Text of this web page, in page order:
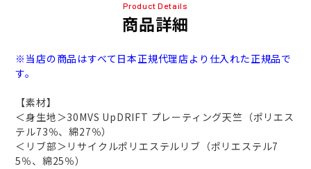
Product Details
商品詳細
※当店の商品はすべて日本正規代理店より仕入れた正規品で
す。
【素材】
＜身生地＞30MVS UpDRIFT プレーティング天竺（ポリエス
テル73％、綿27％）
＜リブ部＞リサイクルポリエステルリブ（ポリエステル7
5％、綿25％）